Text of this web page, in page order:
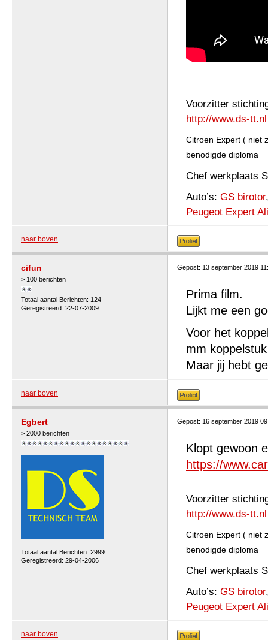
Voorzitter
http://www.ds-tt.nl
Citroen Expert ( niet
benodigde diploma
Chef werkplaats
Auto’s: GS birotor
Peugeot Expert
naar boven
cifun
> 100 berichten
Totaal aantal Berichten: 124
Geregistreerd: 22-07-2009
Gepost: 13 september 2019
Prima film.
Lijkt me een
Voor het
mm
Maar jij hebt
naar boven
Egbert
> 2000 berichten
Totaal aantal Berichten: 2999
Geregistreerd: 29-04-2006
Gepost: 16 september 2019
Klopt gewoon
https://
Voorzitter
http://www.ds-tt.nl
Citroen Expert ( niet
benodigde diploma
Chef werkplaats
Auto’s: GS birotor
Peugeot Expert
naar boven